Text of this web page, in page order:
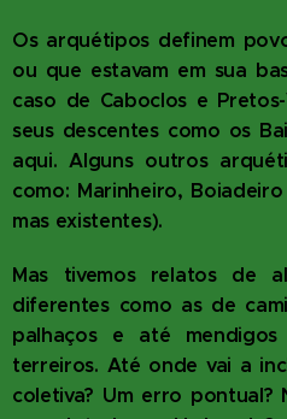
Os arquétipos definem
ou que estavam em sua
caso de Caboclos e
seus descentes como os
aqui. Alguns outros
como: Marinheiro,
mas existentes).
Mas tivemos relatos de
diferentes como as de
palhaços e até
terreiros. Até onde vai a
coletiva? Um erro pontual?